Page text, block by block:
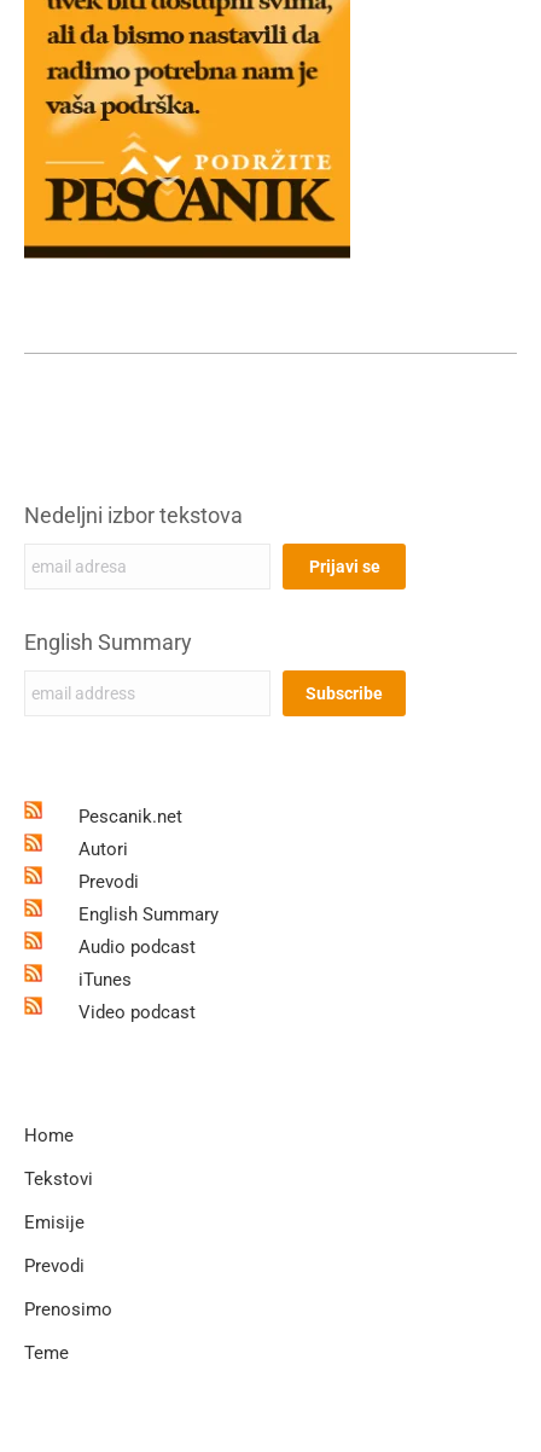
Nedeljni izbor tekstova
English Summary
Pescanik.net
Autori
Prevodi
English Summary
Audio podcast
iTunes
Video podcast
Home
Tekstovi
Emisije
Prevodi
Prenosimo
Teme